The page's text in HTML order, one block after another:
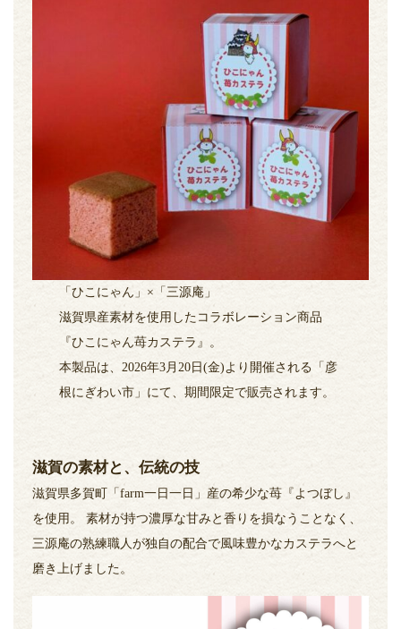
「ひこにゃん」×「三源庵」
滋賀県産素材を使用したコラボレーション商品
『ひこにゃん苺カステラ』。
本製品は、2026年3月20日(金)より開催される「彦
根にぎわい市」にて、期間限定で販売されます。
滋賀の素材と、伝統の技
滋賀県多賀町「farm一日一日」産の希少な苺『よつぼし』
を使用。 素材が持つ濃厚な甘みと香りを損なうことなく、
三源庵の熟練職人が独自の配合で風味豊かなカステラへと
磨き上げました。